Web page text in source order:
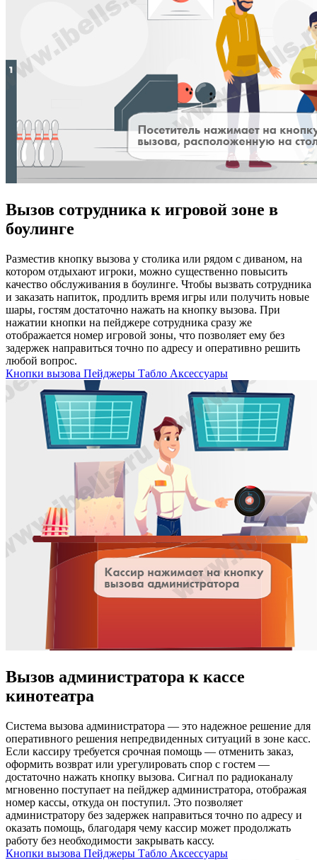
Вызов сотрудника к игровой зоне в
боулинге
Разместив кнопку вызова у столика или рядом с диваном, на
котором отдыхают игроки, можно существенно повысить
качество обслуживания в боулинге. Чтобы вызвать сотрудника
и заказать напиток, продлить время игры или получить новые
шары, гостям достаточно нажать на кнопку вызова. При
нажатии кнопки на пейджере сотрудника сразу же
отображается номер игровой зоны, что позволяет ему без
задержек направиться точно по адресу и оперативно решить
любой вопрос.
Кнопки вызова Пейджеры Табло Аксессуары
Вызов администратора к кассе
кинотеатра
Система вызова администратора — это надежное решение для
оперативного решения непредвиденных ситуаций в зоне касс.
Если кассиру требуется срочная помощь — отменить заказ,
оформить возврат или урегулировать спор с гостем —
достаточно нажать кнопку вызова. Сигнал по радиоканалу
мгновенно поступает на пейджер администратора, отображая
номер кассы, откуда он поступил. Это позволяет
администратору без задержек направиться точно по адресу и
оказать помощь, благодаря чему кассир может продолжать
работу без необходимости закрывать кассу.
Кнопки вызова Пейджеры Табло Аксессуары